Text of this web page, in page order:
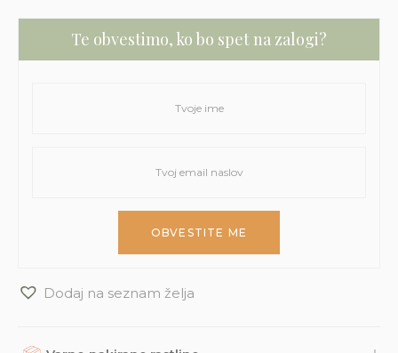
Te obvestimo, ko bo spet na zalogi?
Dodaj na seznam želja